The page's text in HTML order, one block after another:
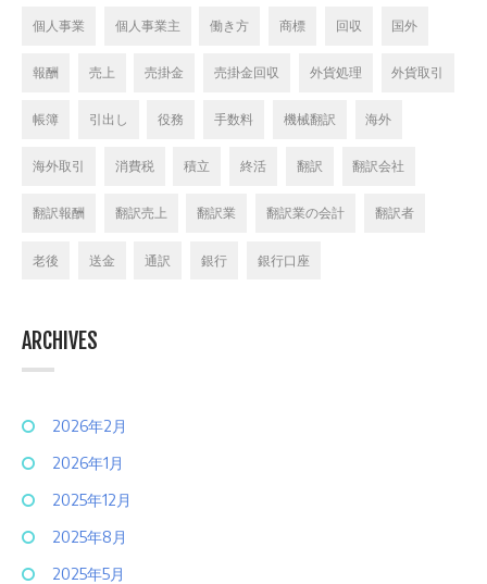
個人事業 個人事業主 働き方 商標 回収 国外
報酬 売上 売掛金 売掛金回収 外貨処理 外貨取引
帳簿 引出し 役務 手数料 機械翻訳 海外
海外取引 消費税 積立 終活 翻訳 翻訳会社
翻訳報酬 翻訳売上 翻訳業 翻訳業の会計 翻訳者
老後 送金 通訳 銀行 銀行口座
ARCHIVES
2026年2月
2026年1月
2025年12月
2025年8月
2025年5月